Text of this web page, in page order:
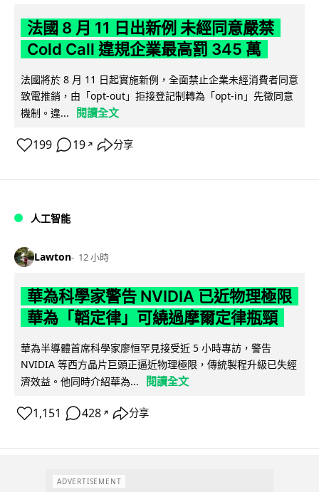
法國 8 月 11 日出新例 未經同意嚴禁
Cold Call 違規企業最高罰 345 萬
法國將於 8 月 11 日起實施新例，全面禁止企業未經消費者同意
致電推銷，由「opt-out」拒接登記制轉為「opt-in」先徵同意
機制。違...
閱讀全文
199 19 ↗ 分享
人工智能
Lawton 12 小時
華為科學家警告 NVIDIA 已近物理極限
華為「韜定律」可繞過摩爾定律瓶頸
華為半導體首席科學家廖恒罕見接受近 5 小時專訪，警告
NVIDIA 等西方晶片巨頭正逼近物理極限，傳統製程升級已失經
濟效益。他同時介紹華為...
閱讀全文
1,151 428 ↗ 分享
ADVERTISEMENT